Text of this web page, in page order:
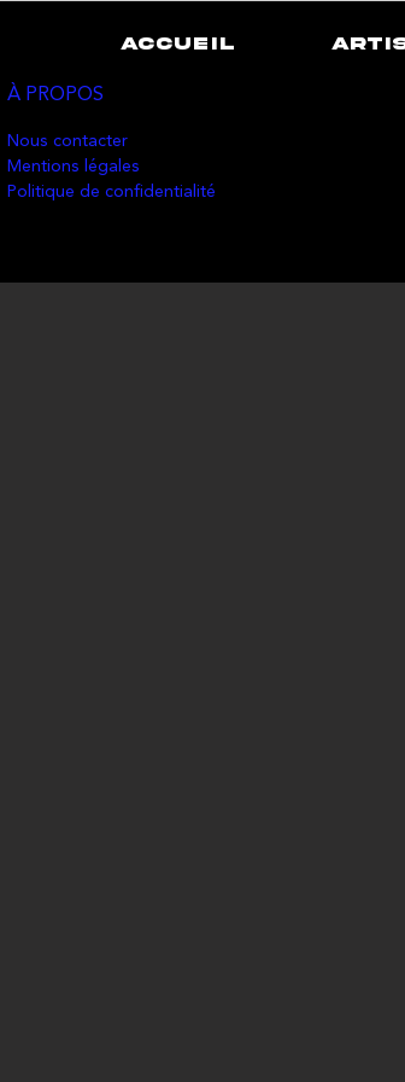
ACCUEIL
À PROPOS
Nous contacter
Mentions légales
Politique de confidentialité